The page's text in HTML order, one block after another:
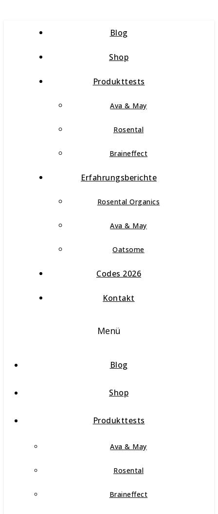
Blog
Shop
Produkttests
Ava & May
Rosental
Braineffect
Erfahrungsberichte
Rosental Organics
Ava & May
Oatsome
Codes 2026
Kontakt
Menü
Blog
Shop
Produkttests
Ava & May
Rosental
Braineffect